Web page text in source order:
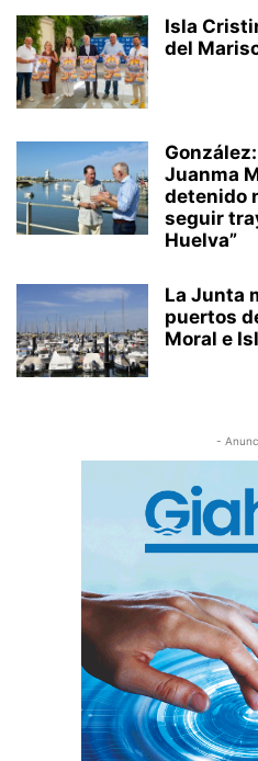
Isla
del
Juanma
detenido
seguir
Huelva”
La Junta
puertos
Moral e
-